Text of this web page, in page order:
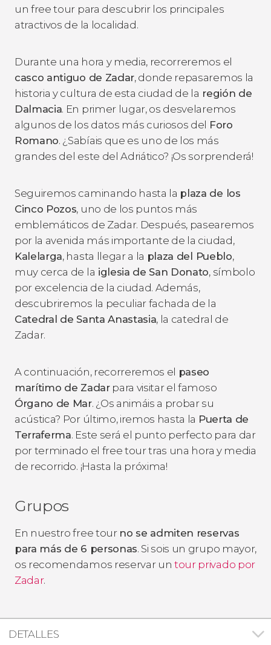
un free tour para descubrir los principales
atractivos de la localidad.
Durante una hora y media, recorreremos el
casco antiguo de Zadar, donde repasaremos la
historia y cultura de esta ciudad de la región de
Dalmacia. En primer lugar, os desvelaremos
algunos de los datos más curiosos del Foro
Romano. ¿Sabíais que es uno de los más
grandes del este del Adriático? ¡Os sorprenderá!
Seguiremos caminando hasta la plaza de los
Cinco Pozos, uno de los puntos más
emblemáticos de Zadar. Después, pasearemos
por la avenida más importante de la ciudad,
Kalelarga, hasta llegar a la plaza del Pueblo,
muy cerca de la iglesia de San Donato, símbolo
por excelencia de la ciudad. Además,
descubriremos la peculiar fachada de la
Catedral de Santa Anastasia, la catedral de
Zadar.
A continuación, recorreremos el paseo
marítimo de Zadarpara visitar el famoso
Órgano de Mar. ¿Os animáis a probar su
acústica? Por último, iremos hasta la Puerta de
Terraferma. Este será el punto perfecto para dar
por terminado el free tour tras una hora y media
de recorrido. ¡Hasta la próxima!
Grupos
En nuestro free tour no se admiten reservas
para más de 6 personas. Si sois un grupo mayor,
os recomendamos reservar untour privado por
Zadar.
DETALLES